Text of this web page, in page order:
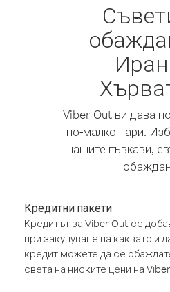
Viber Out ви дава
по-малко пари.
нашите гъвкави,
Кредитни пакети
Кредитът за Viber Out се
при закупуване на каквато и
кредит можете да се
света на ниските цени на